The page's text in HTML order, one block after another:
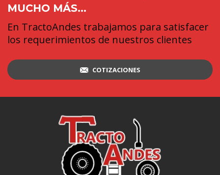
MUCHO MÁS...
En TractoAndes trabajamos para satisfacer
los requerimientos de nuestros clientes
COTIZACIONES